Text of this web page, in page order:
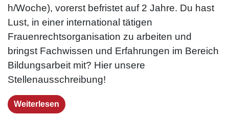
h/Woche), vorerst befristet auf 2 Jahre. Du hast
Lust, in einer international tätigen
Frauenrechtsorganisation zu arbeiten und
bringst Fachwissen und Erfahrungen im Bereich
Bildungsarbeit mit? Hier unsere
Stellenausschreibung!
Weiterlesen